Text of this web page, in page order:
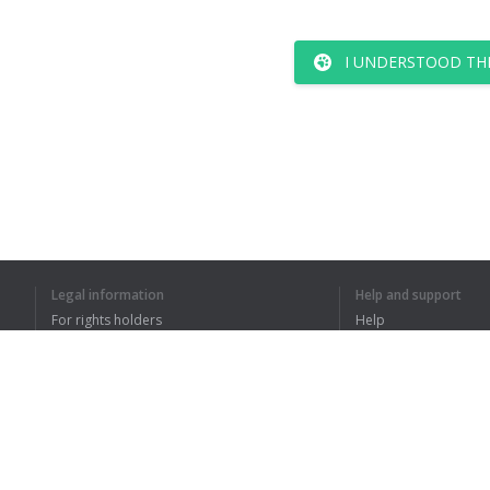
I UNDERSTOOD
Legal information
For rights holders
Help and support
Help